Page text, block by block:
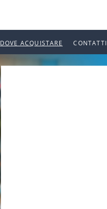
DOVE ACQUISTARE CONTATTI